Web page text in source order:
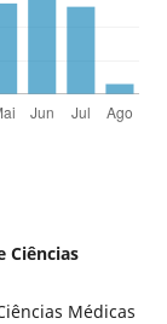
Ciências
Médicas